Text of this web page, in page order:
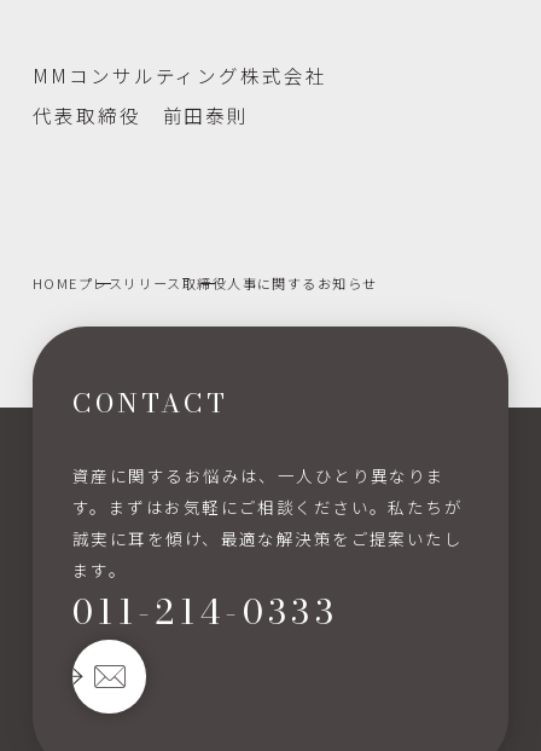
MMコンサルティング株式会社
代表取締役 前田泰則
HOMEプレスリリース 取締役人事に関するお知らせ
CONTACT
資産に関するお悩みは、一人ひとり異なりま
す。まずはお気軽にご相談ください。私たちが
誠実に耳を傾け、最適な解決策をご提案いたし
ます。
011-214-0333